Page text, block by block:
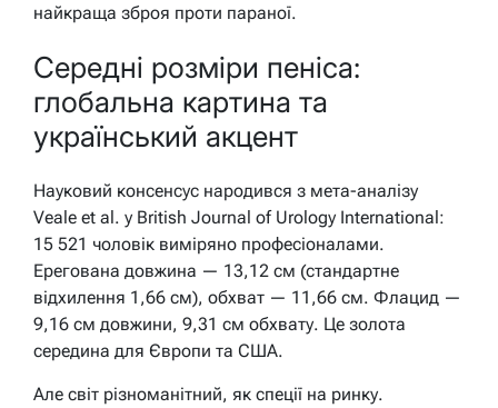
найкраща зброя проти параної.
Середні розміри пеніса:
глобальна картина та
український акцент
Науковий консенсус народився з мета-аналізу
Veale et al. у British Journal of Urology International:
15 521 чоловік виміряно професіоналами.
Ерегована довжина — 13,12 см (стандартне
відхилення 1,66 см), обхват — 11,66 см. Флацид —
9,16 см довжини, 9,31 см обхвату. Це золота
середина для Європи та США.
Але світ різноманітний, як спеції на ринку.